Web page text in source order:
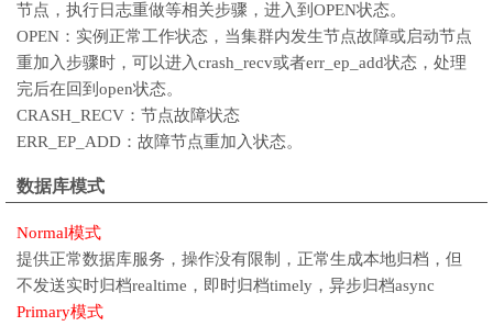
节点，执行日志重做等相关步骤，进入到OPEN状态。
OPEN：实例正常工作状态，当集群内发生节点故障或启动节点
重加入步骤时，可以进入crash_recv或者err_ep_add状态，处理
完后在回到open状态。
CRASH_RECV：节点故障状态
ERR_EP_ADD：故障节点重加入状态。
数据库模式
Normal模式
提供正常数据库服务，操作没有限制，正常生成本地归档，但
不发送实时归档realtime，即时归档timely，异步归档async
Primary模式